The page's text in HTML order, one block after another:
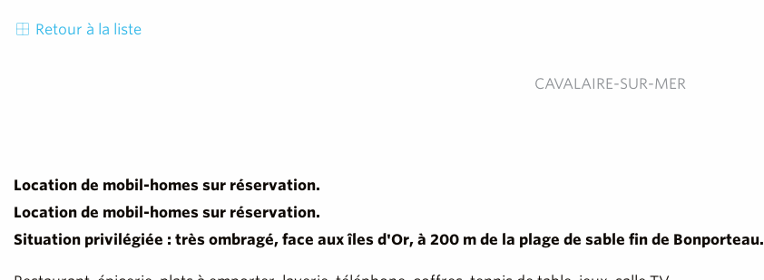
Retour à la liste
CAVALAIRE-SUR-MER
Location de mobil-homes sur réservation.
Location de mobil-homes sur réservation.
Situation privilégiée : très ombragé, face aux îles d'Or, à 200 m de la plage de sable fin de Bonporteau.